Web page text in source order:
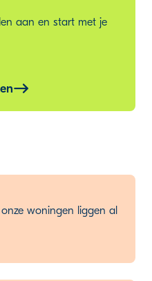
aan en start met je
woningen liggen al